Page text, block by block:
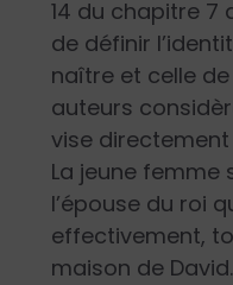
14 du chapitre 7
de définir
naître et celle
auteurs
vise directement
La jeune
l’épouse du roi
effectivement,
maison de David.